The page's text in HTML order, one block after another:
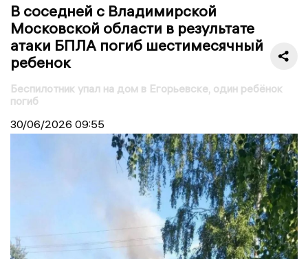
В соседней с Владимирской
Московской области в результате
атаки БПЛА погиб шестимесячный
ребенок
Беспилотник упал на дом в Егорьевске, один ребёнок
погиб
30/06/2026 09:55